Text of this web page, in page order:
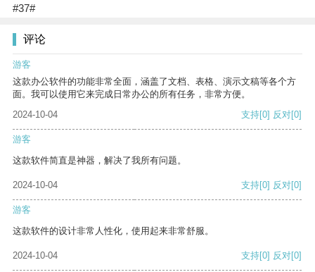
#37#
评论
游客
这款办公软件的功能非常全面，涵盖了文档、表格、演示文稿等各个方
面。我可以使用它来完成日常办公的所有任务，非常方便。
2024-10-04
支持[0] 反对[0]
游客
这款软件简直是神器，解决了我所有问题。
2024-10-04 支持[0] 反对[0]
游客
这款软件的设计非常人性化，使用起来非常舒服。
2024-10-04 支持[0] 反对[0]